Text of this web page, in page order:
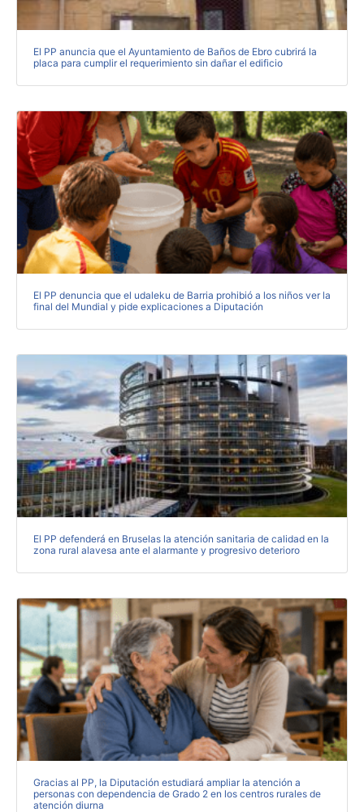
El PP anuncia que el Ayuntamiento de Baños de Ebro cubrirá la
placa para cumplir el requerimiento sin dañar el edificio
El PP denuncia que el udaleku de Barria prohibió a los niños ver la
final del Mundial y pide explicaciones a Diputación
El PP defenderá en Bruselas la atención sanitaria de calidad en la
zona rural alavesa ante el alarmante y progresivo deterioro
Gracias al PP, la Diputación estudiará ampliar la atención a
personas con dependencia de Grado 2 en los centros rurales de
atención diurna